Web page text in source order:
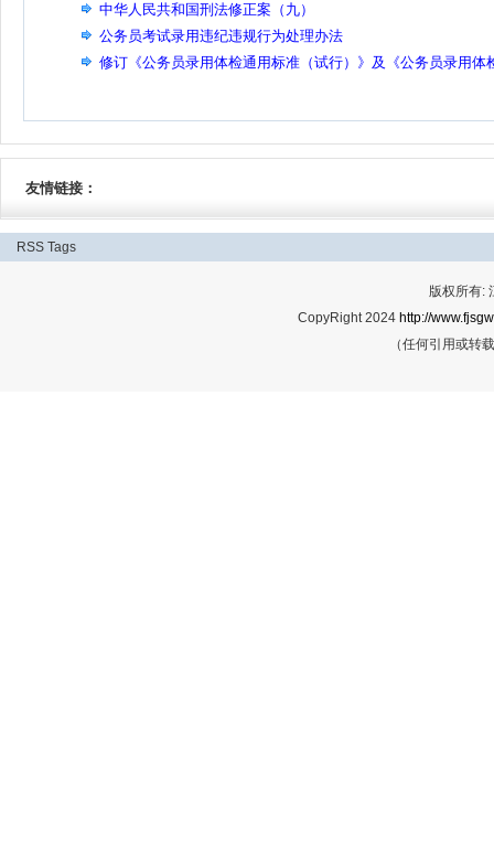
年龄的通知
中华人民共和国刑法修正案（九）
公务员考试录用违纪违规行为处理办法
修订《公务员录用体检通用标准（试行）》及《公务员录用体
友情链接：
RSS Tags
版权所有:
CopyRight 2024 http://
（任何引用或转